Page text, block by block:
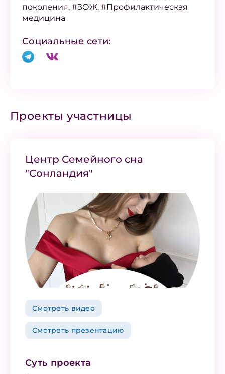
поколения, #ЗОЖ, #Профилактическая
медицина
Социальные сети:
Проекты участницы
Центр Семейного сна
"Сонландия"
Смотреть видео
Смотреть презентацию
Суть проекта